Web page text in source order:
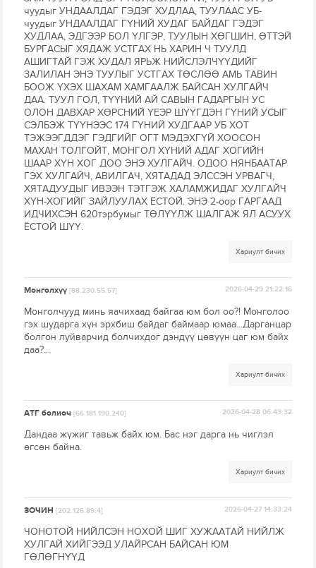
чуудыг УНДААЛДАГ ГЭДЭГ ХУДЛАА, ТУУЛААС УБ-
чуудыг УНДААЛДАГ ГҮНИЙ ХУДАГ БАЙДАГ ГЭДЭГ
ХУДЛАА, ЭДГЭЭР БОЛ ҮЛГЭР, ТУУЛЫН ХӨГШИН, ӨТТЭЙ
БУРГАСЫГ ХЯДАЖ УСТГАХ НЬ ХАРИН Ч ТУУЛД
АШИГТАЙ ГЭЖ ХУДАЛ ЯРЬЖ НИЙСЛЭЛЧҮҮДИЙГ
ЗАЛИЛАН ЭНЭ ТУУЛЫГ УСТГАХ ТӨСЛӨӨ АМЬ ТАВИН
БООЖ ҮХЭХ ШАХАМ ХАМГААЛЖ БАЙСАН ХУЛГАЙЧ
ДАА. ТУУЛ ГОЛ, ТҮҮНИЙ АЙ САВЫН ГАДАРГЫН УС
ОЛОН ДАВХАР ХӨРСНИЙ ҮЕЭР ШҮҮГДЭН ГҮНИЙ УСЫГ
СЭЛБЭЖ ТҮҮНЭЭС 174 ГҮНИЙ ХУДГААР УБ ХОТ
ТЭЖЭЭГДДЭГ ГЭДГИЙГ ОГТ МЭДЭХГҮЙ ХООСОН
МАХАН ТОЛГОЙТ, МОНГОЛ ХҮНИЙ АДАГ ХОГИЙН
ШААР ХҮН ХОГ ДОО ЭНЭ ХУЛГАЙЧ. ОДОО НЯНБААТАР
ГЭХ ХУЛГАЙЧ, АВИЛГАЧ, ХЯТАДАД ЭЛССЭН УРВАГЧ,
ХЯТАДУУДЫГ ИВЭЭН ТЭТГЭЖ ХАЛАМЖИДАГ ХУЛГАЙЧ
ХҮН-ХОГИЙГ ЗАЙЛУУЛАХ ЁСТОЙ. ЭНЭ 2-оор ГАРГААД
ИДЧИХСЭН 620тэрбумыг ТӨЛҮҮЛЖ ШАЛГАЖ ЯЛ АСУУХ
ЁСТОЙ ШҮҮ.
Хариулт бичих
Монголхүү[88.230.55.57] 2026-04-29 21:22:16
Монголчууд минь яачихаад байгаа юм бол оо?! Монголоо
гэх шударга хүн эрхбиш байдаг баймаар юмаа...Дарганцар
болгон луйварчид болчихдог дэндүү цөвүүн цаг юм байх
даа?...
Хариулт бичих
АТГ болиоч[66.181.190.240] 2026-04-28 06:43:32
Дандаа жүжиг тавьж байх юм. Бас нэг дарга нь чиглэл
өгсөн байна.
Хариулт бичих
ЗОЧИН[202.126.89.4] 2026-04-27 14:33:24
ЧОНОТОЙ НИЙЛСЭН НОХОЙ ШИГ ХУЖААТАЙ НИЙЛЖ
ХУЛГАЙ ХИЙГЭЭД УЛАЙРСАН БАЙСАН ЮМ
ГӨЛӨГНҮҮД